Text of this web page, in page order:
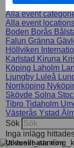
Inga inlägg
Alla event
Alla event
Boden Borås
Falun Gränna
Höllviken
Karlstad Kiruna
Köping Laholm
Ljungby Luleå
Norrköping
Skövde Solna
Tibro Tidaholm
Västerås Ystad
Sök
Inga inlägg
Ut venenatis non